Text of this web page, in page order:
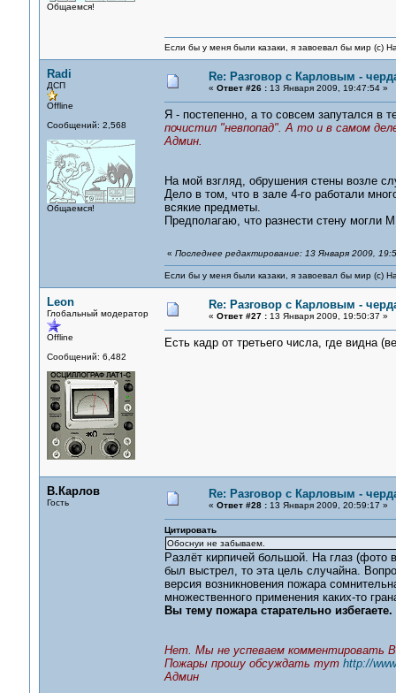
Общаемся!
Если бы у меня были казаки, я завоевал бы мир (с)
Radi
ДСП
Offline
Сообщений: 2,568
Общаемся!
Re: Разговор с Карловым -
« Ответ #26 :13 Января 2009, 19:47:54 »
Я - постепенно, а то совсем запутался в
почистил "невпопад". А то и в самом
Админ.
На мой взгляд, обрушения стены возле
Дело в том, что в зале 4-го работали
всякие предметы.
Предполагаю, что разнести стену могли
« Последнее редактирование: 13 Января 2009,
Если бы у меня были казаки, я завоевал бы мир (с)
Leon
Глобальный модератор
Offline
Сообщений: 6,482
Re: Разговор с Карловым -
« Ответ #27 :13 Января 2009, 19:50:37 »
Есть кадр от третьего числа, где видна
В.Карлов
Гость
Re: Разговор с Карловым -
« Ответ #28 :13 Января 2009, 20:59:17 »
Цитировать
Обоснуи не забываем.
Разлёт кирпичей большой. На глаз
был выстрел, то эта цель случайна.
версия возникновения пожара
множественного применения каких-то
Вы тему пожара старательно избегаете.
Нет. Мы не успеваем комментировать
Пожары прошу обсуждать тут http://
Админ